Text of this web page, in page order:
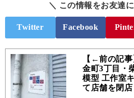
＼ この情報をお友達
Twitter Facebook
【←前の記事
金町3丁目・
模型 工作室
て店舗を閉店